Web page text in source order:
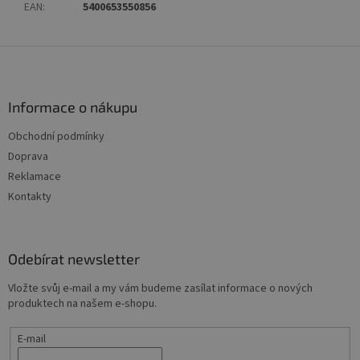
EAN: 5400653550856
Informace o nákupu
Obchodní podmínky
Doprava
Reklamace
Kontakty
Odebírat newsletter
Vložte svůj e-mail a my vám budeme zasílat informace o nových
produktech na našem e-shopu.
E-mail